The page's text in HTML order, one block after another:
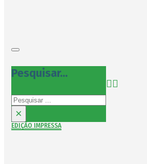
Pesquisar...
Pesquisar
×
EDIÇÃO IMPRESSA